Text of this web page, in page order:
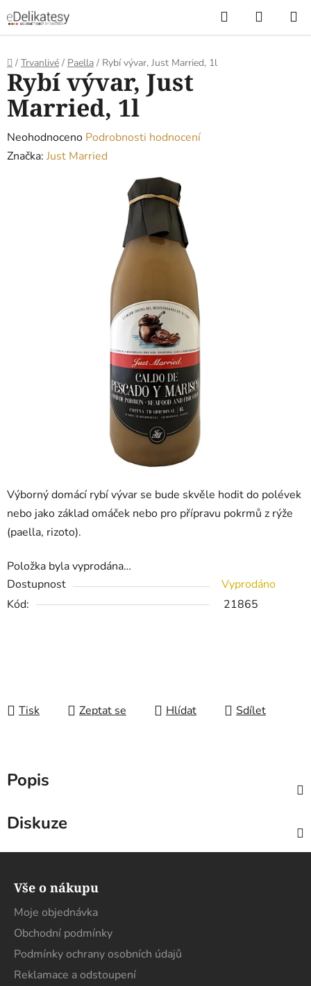
na
obsah
Hledat
KOŠÍK
Domů
/ Trvanlivé / Paella / Rybí vývar, Just Married, 1l
Výborný domácí rybí vývar se bude skvěle hodit do polévek
nebo jako základ omáček nebo pro přípravu pokrmů z rýže
(paella, rizoto).
Položka byla vyprodána…
Dostupnost
Vyprodáno
Kód:
21865
Tisk Zeptat se Hlídat Sdílet
Rybí vývar, Just
Married, 1l
Průměrné
hodnocení
Neohodnoceno Podrobnosti hodnocení
Značka: Just Married
Popis
Diskuze
Vše o nákupu
Moje objednávka
Obchodní podmínky
Podmínky ochrany osobních údajů
Reklamace a odstoupení